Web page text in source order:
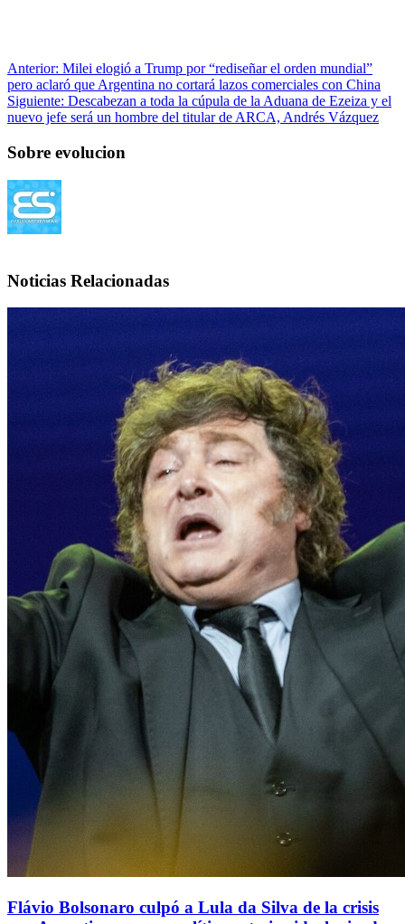
Anterior: Milei elogió a Trump por “rediseñar el orden mundial”
pero aclaró que Argentina no cortará lazos comerciales con China
Siguiente: Descabezan a toda la cúpula de la Aduana de Ezeiza y el
nuevo jefe será un hombre del titular de ARCA, Andrés Vázquez
Sobre evolucion
Noticias Relacionadas
Flávio Bolsonaro culpó a Lula da Silva de la crisis